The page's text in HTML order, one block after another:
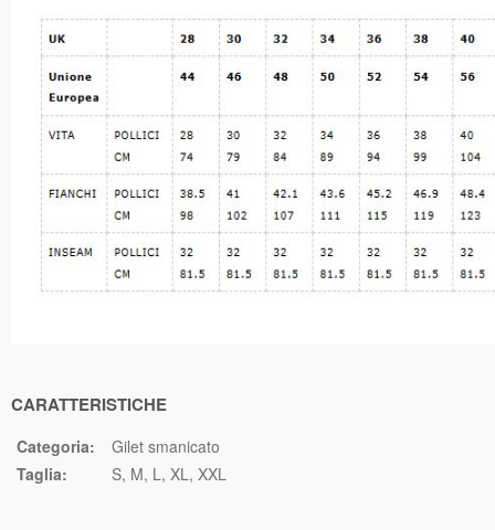
CARATTERISTICHE
Categoria:
Gilet smanicato
Taglia:
S M L XL XXL